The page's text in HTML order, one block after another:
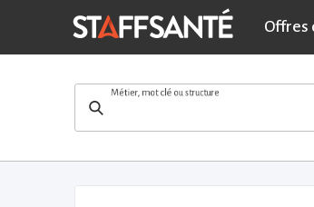
Offres
Métier, mot clé ou structure